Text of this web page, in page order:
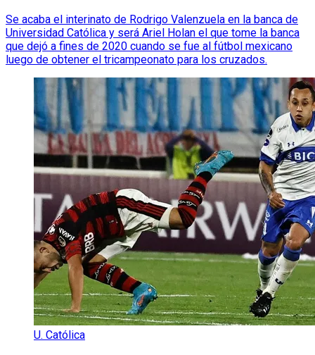
Se acaba el interinato de Rodrigo Valenzuela en la banca de
Universidad Católica y será Ariel Holan el que tome la banca
que dejó a fines de 2020 cuando se fue al fútbol mexicano
luego de obtener el tricampeonato para los cruzados.
U. Católica